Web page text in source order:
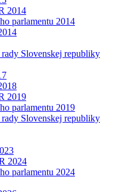
2014
parlamentu 2014
Slovenskej republiky
2019
parlamentu 2019
Slovenskej republiky
2024
parlamentu 2024